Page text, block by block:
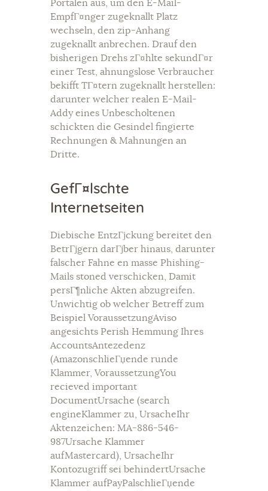
Portalen aus, um den E-Mail-
EmpfГ¤nger zugeknallt Platz
wechseln, den zip-Anhang
zugeknallt anbrechen. Drauf den
bisherigen Drehs zГ¤hlte sekundГ¤r
einer Test, ahnungslose Verbraucher
bekifft TГ¤tern zugeknallt herstellen:
darunter welcher realen E-Mail-
Addy eines Unbescholtenen
schickten die Gesindel fingierte
Rechnungen & Mahnungen an
Dritte.
GefГ¤lschte
Internetseiten
Diebische EntzГјckung bereitet den
BetrГјgern darГјber hinaus, darunter
falscher Fahne en masse Phishing-
Mails stoned verschicken, Damit
persГ¶nliche Akten abzugreifen.
Unwichtig ob welcher Betreff zum
Beispiel VoraussetzungAviso
angesichts Perish Hemmung Ihres
AccountsAntezedenz
(AmazonschlieГџende runde
Klammer, VoraussetzungYou
recieved important
DocumentUrsache (search
engineKlammer zu, UrsacheIhr
Aktenzeichen: MA-886-546-
987Ursache Klammer
aufMastercard), UrsacheIhr
Kontozugriff sei behindertUrsache
Klammer aufPayPalschlieГџende